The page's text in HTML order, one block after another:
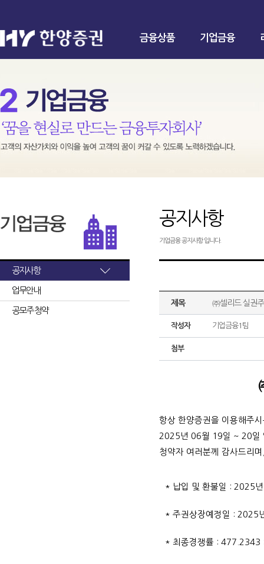
금융상품 기업금융
공지사항
업무안내
공모주 청약
공지사항
기업금융 공지사항 입니다.
제목 ㈜셀리드 실권
작성자 기업금융1팀
첨부
항상 한양증권을 이용해주
2025년 06월 19일 ~ 20일
청약자 여러분께 감사드리
* 납입 및 환불일 : 2025
* 주권상장예정일 : 2025
* 최종경쟁률 : 477.2343